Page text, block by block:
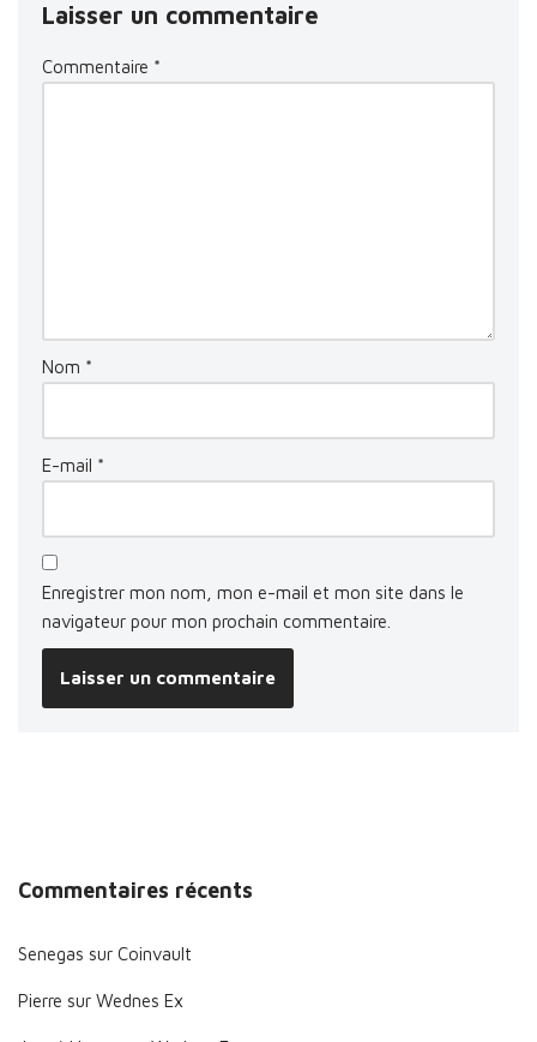
Laisser un commentaire
Commentaire *
Nom *
E-mail *
Enregistrer mon nom, mon e-mail et mon site dans le
navigateur pour mon prochain commentaire.
Commentaires récents
Senegas sur Coinvault
Pierre sur Wednes Ex